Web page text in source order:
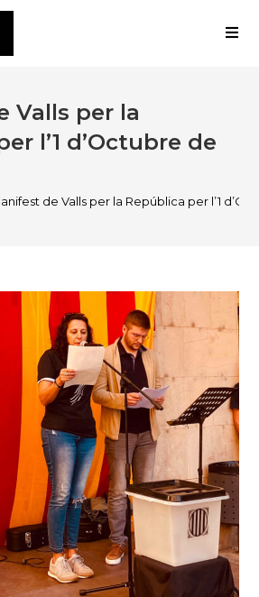
Valls per la
l’1 d’Octubre de
de Valls per la República per l’1